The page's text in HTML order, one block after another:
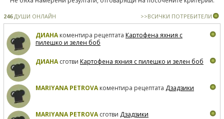
246ДУШИ ОНЛАЙН >>ВСИЧКИ ПОТРЕБИТЕЛИ
ДИАНАкоментира рецептата Картофена яхния с
пилешко и зелен боб
ДИАНАсготви Картофена яхния с пилешко и зелен боб
MARIYANA PETROVAкоментира рецептата Дзадзики
MARIYANA PETROVAсготви Дзадзики